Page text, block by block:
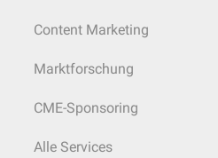
Content Marketing
Marktforschung
CME-Sponsoring
Alle Services